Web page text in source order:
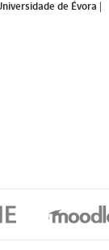
de Évora |